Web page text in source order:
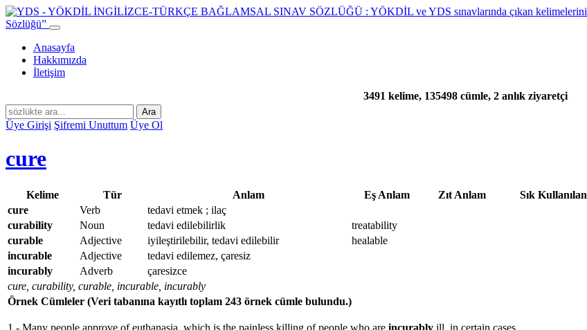
Sözlüğü”
Anasayfa
Hakkımızda
İletişim
3491 kelime, 135498 cümle, 2 anlık ziyaretçi
Ara
Üye Girişi Şifremi Unuttum Üye Ol
cure
Kelime Tür Anlam Eş Anlam Zıt Anlam
Sık Kullanılan
cure
Verb
tedavi etmek ; ilaç
curability
Noun tedavi edilebilirlik
treatability
curable
Adjective iyileştirilebilir, tedavi edilebilir
healable
incurable
Adjective
tedavi edilemez, çaresiz
incurably
Adverb
çaresizce
cure, curability, curable, incurable, incurably
Örnek Cümleler (Veri tabanına kayıtlı toplam 243 örnek cümle bulundu.)
1 - Many people approve of euthanasia, which is the painless killing of people who are incurably ill, in certain cases.